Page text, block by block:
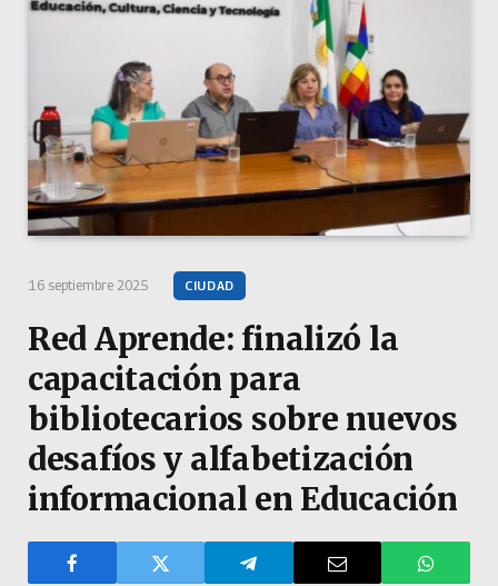
16 septiembre 2025 CIUDAD
Red Aprende: finalizó la
capacitación para
bibliotecarios sobre nuevos
desafíos y alfabetización
informacional en Educación